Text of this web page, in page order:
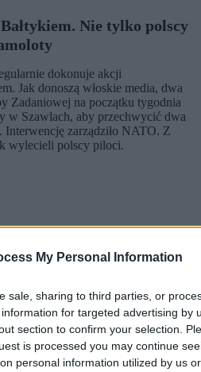
My Personal Information
sale, sharing to third parties, or
for targeted advertising by
section to confirm your selection.
is processed you may continue
personal information utilized by us or
Nie tylko polscy
dokonuje akcji
Jak donoszą włoskie media, dwa
Zadaniowej na początku tygodnia
w Szawlach, aby przechwycić dwa
zarządziło NATO. Z
wylecieli polscy piloci.